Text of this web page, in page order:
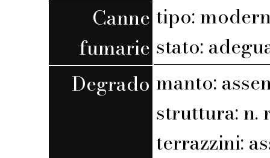
Canne
fumarie
tipo:
stato:
Degrado manto:
struttura: n.
terrazzini: